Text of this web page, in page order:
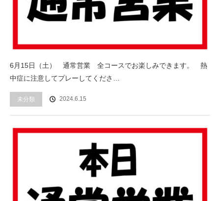
6月15日（土） 通常営業 全コースでお楽しみできます。 熱
中症に注意してプレーしてくださ…
未分類 2024.6.15